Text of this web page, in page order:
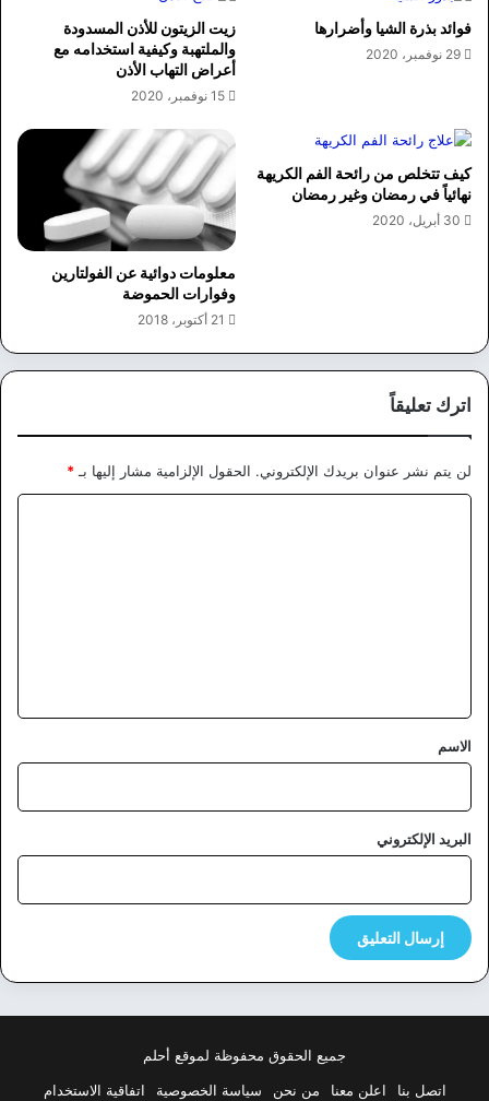
فوائد بذرة الشيا وأضرارها
29 نوفمبر، 2020
زيت الزيتون للأذن المسدودة
والملتهبة وكيفية استخدامه مع
أعراض التهاب الأذن
15 نوفمبر، 2020
كيف تتخلص من رائحة الفم الكريهة
نهائياً في رمضان وغير رمضان
30 أبريل، 2020
معلومات دوائية عن الفولتارين
وفوارات الحموضة
21 أكتوبر، 2018
اترك تعليقاً
لن يتم نشر عنوان بريدك الإلكتروني. الحقول الإلزامية مشار إليها بـ *
*
الاسم
البريد الإلكتروني
جميع الحقوق محفوظة لموقع أحلم
اتصل بنا
اعلن معنا من نحن سياسة الخصوصية اتفاقية الاستخدام